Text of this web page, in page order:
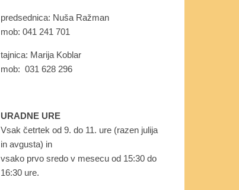
predsednica: Nuša Ražman
mob: 041 241 701
tajnica: Marija Koblar
mob: 031 628 296
URADNE URE
Vsak četrtek od 9. do 11. ure (razen julija
in avgusta) in
vsako prvo sredo v mesecu od 15:30 do
16:30 ure.